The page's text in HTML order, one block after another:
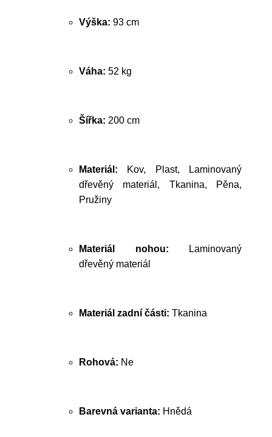
Výška: 93 cm
Váha: 52 kg
Šířka: 200 cm
Materiál: Kov, Plast, Laminovaný
dřevěný materiál, Tkanina, Pěna,
Pružiny
Materiál nohou: Laminovaný
dřevěný materiál
Materiál zadní části: Tkanina
Rohová: Ne
Barevná varianta: Hnědá